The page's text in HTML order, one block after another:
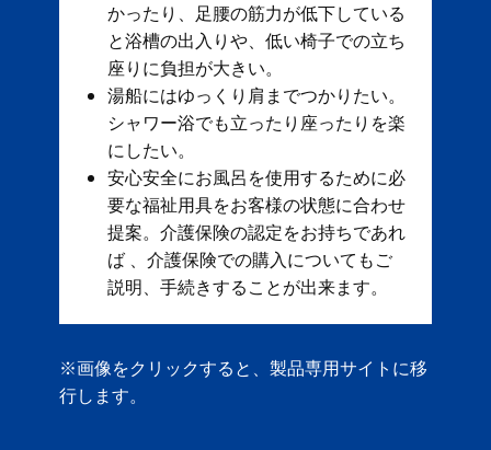
かったり、足腰の筋力が低下している
と浴槽の出入りや、低い椅子での立ち
座りに負担が大きい。
湯船にはゆっくり肩までつかりたい。
シャワー浴でも立ったり座ったりを楽
にしたい。
安心安全にお風呂を使用するために必
要な福祉用具をお客様の状態に合わせ
提案。 ​ 介護保険の認定をお持ちであれ
ば 、介護保険での購入についてもご
説明、手続きすることが出来ます。
※画像をクリックすると、製品専用サイトに移
行します。